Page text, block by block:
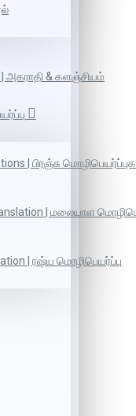
| அகராதி & களஞ்சியம்
| பிரஞ்சு
| மலையாள
| ரஷ்ய மொழிபெயர்ப்பு